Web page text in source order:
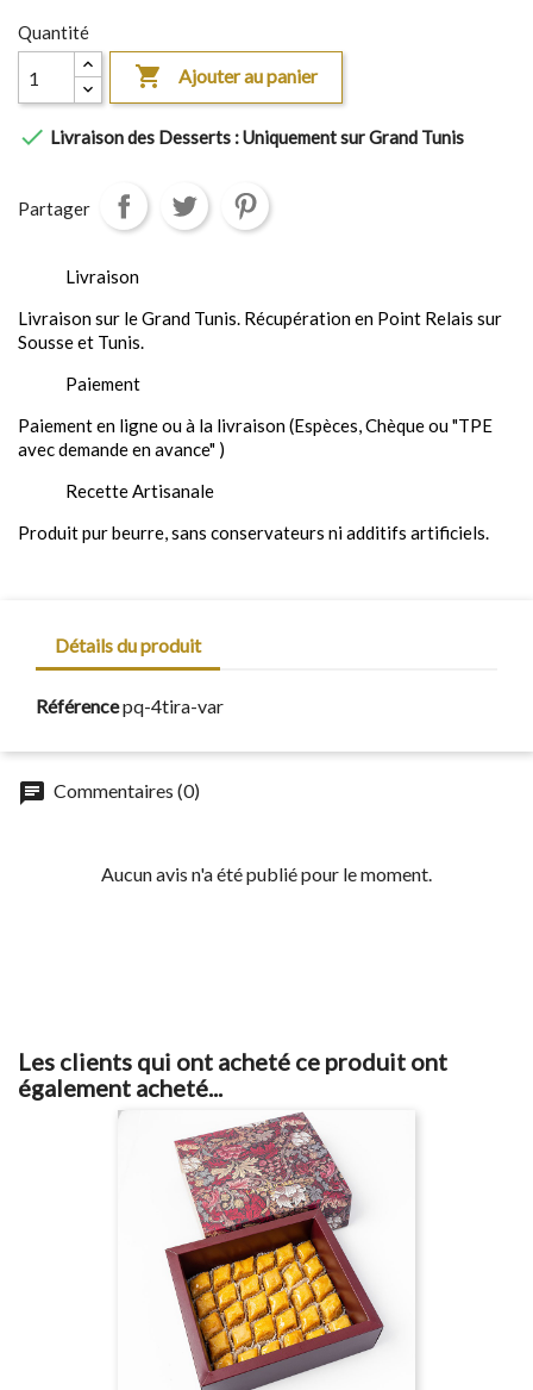
Quantité
 Ajouter au panier
 Livraison des Desserts : Uniquement sur Grand Tunis
Partager
Livraison
Livraison sur le Grand Tunis. Récupération en Point Relais sur
Sousse et Tunis.
Paiement
Paiement en ligne ou à la livraison (Espèces, Chèque ou "TPE
avec demande en avance" )
Recette Artisanale
Produit pur beurre, sans conservateurs ni additifs artificiels.
Détails du produit
Référencepq-4tira-var
chat Commentaires (0)
Aucun avis n'a été publié pour le moment.
Les clients qui ont acheté ce produit ont
également acheté...